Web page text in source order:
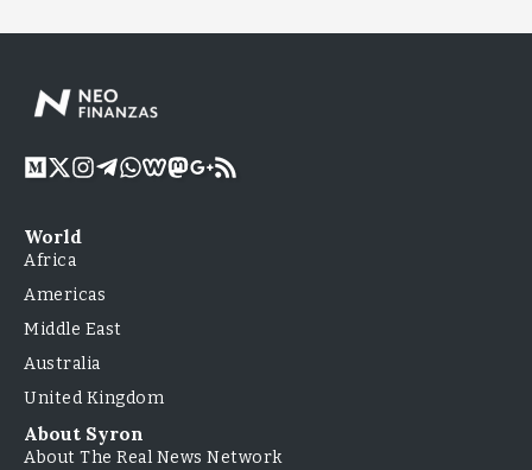
World
Africa
Americas
Middle East
Australia
United Kingdom
About Syron
About The Real News Network